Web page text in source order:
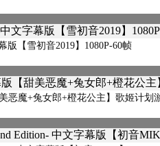
【雪初音2019】1080P-60帧
恶魔+兔女郎+橙花公主】歌姬计划